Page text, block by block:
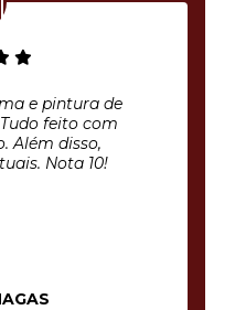
e pintura de
feito com
Além disso,
Nota 10!